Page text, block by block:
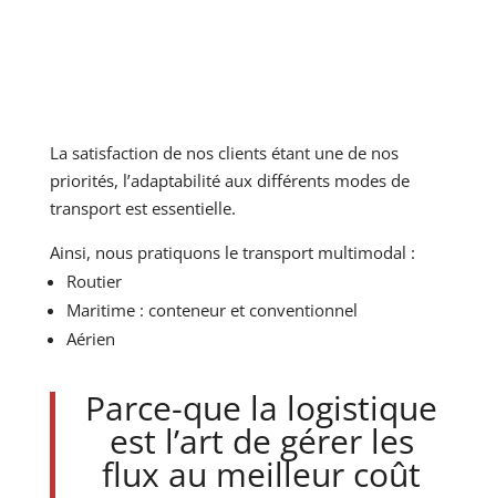
La satisfaction de nos clients étant une de nos
priorités, l’adaptabilité aux différents modes de
transport est essentielle.
Ainsi, nous pratiquons le transport multimodal :
Routier
Maritime : conteneur et conventionnel
Aérien
Parce-que la logistique
est l’art de gérer les
flux au meilleur coût